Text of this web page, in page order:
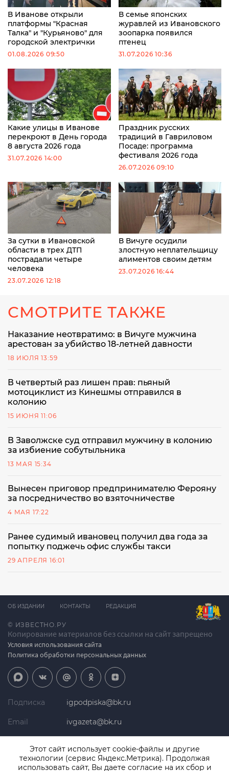
В Иванове открыли
платформы "Красная
Талка" и "Курьяново" для
городской электрички
01.08.2026 09:50
В семье японских
журавлей из Ивановского
зоопарка появился
птенец
31.07.2026 10:36
Какие улицы в Иванове
перекроют в День города
8 августа 2026 года
31.07.2026 14:00
Праздник русских
традиций в Гавриловом
Посаде: программа
фестиваля 2026 года
26.07.2026 09:10
За сутки в Ивановской
области в трех ДТП
пострадали четыре
человека
23.07.2026 12:18
В Вичуге осудили
злостную неплательщицу
алиментов своим детям
23.07.2026 16:44
СМОТРИТЕ ТАКЖЕ
Наказание неотвратимо: в Вичуге мужчина
арестован за убийство 18-летней давности
18 ИЮЛЯ 13:59
В четвертый раз лишен прав: пьяный
мотоциклист из Кинешмы отправился в
колонию
15 ИЮНЯ 11:06
В Заволжске суд отправил мужчину в колонию
за избиение собутыльника
13 МАЯ 15:34
Вынесен приговор предпринимателю Ферояну
за посредничество во взяточничестве
4 МАЯ 17:22
Ранее судимый ивановец получил два года за
попытку поджечь офис службы такси
29 АПРЕЛЯ 16:01
© ИЗВЕСТНО.РУ
Копирование материалов без ссылки на сайт запрещено
Условия использования сайта
Политика обработки персональных данных
ОБ ИЗДАНИИ КОНТАКТЫ РЕДАКЦИЯ
Подписка igpodpiska@bk.ru
Email ivgazeta@bk.ru
Телефон +7 (4932) 41-94-81
Этот сайт использует cookie-файлы и другие
технологии (сервис Яндекс.Метрика). Продолжая
использовать сайт, Вы даете согласие на их сбор и